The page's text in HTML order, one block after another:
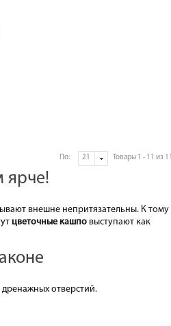
По: Товары 1 - 11 из 11
ярче!
внешне непритязательны. К тому
цветочные кашпо выступают как
отверстий.